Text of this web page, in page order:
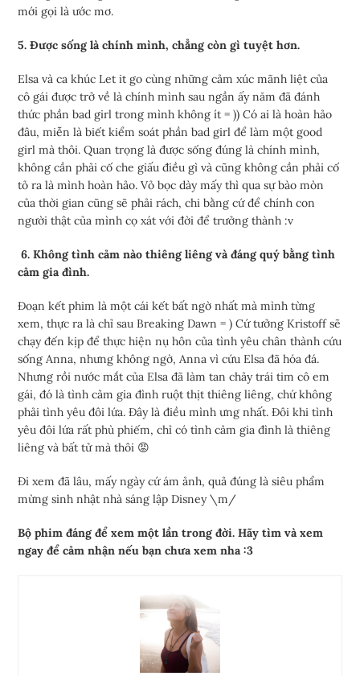
mới gọi là ước mơ.
5. Được sống là chính mình, chẳng còn gì tuyệt hơn.
Elsa và ca khúc Let it go cùng những cảm xúc mãnh liệt của
cô gái được trở về là chính mình sau ngần ấy năm đã đánh
thức phần bad girl trong mình không ít = )) Có ai là hoàn hảo
đâu, miễn là biết kiểm soát phần bad girl để làm một good
girl mà thôi. Quan trọng là được sống đúng là chính mình,
không cần phải cố che giấu điều gì và cũng không cần phải cố
tỏ ra là mình hoàn hảo. Vỏ bọc dày mấy thì qua sự bào mòn
của thời gian cũng sẽ phải rách, chi bằng cứ để chính con
người thật của mình cọ xát với đời để trưởng thành :v
6. Không tình cảm nào thiêng liêng và đáng quý bằng tình
cảm gia đình.
Đoạn kết phim là một cái kết bất ngờ nhất mà mình từng
xem, thực ra là chỉ sau Breaking Dawn = ) Cứ tưởng Kristoff sẽ
chạy đến kịp để thực hiện nụ hôn của tình yêu chân thành cứu
sống Anna, nhưng không ngờ, Anna vì cứu Elsa đã hóa đá.
Nhưng rồi nước mắt của Elsa đã làm tan chảy trái tim cô em
gái, đó là tình cảm gia đình ruột thịt thiêng liêng, chứ không
phải tình yêu đôi lứa. Đây là điều mình ưng nhất. Đôi khi tình
yêu đôi lứa rất phù phiếm, chỉ có tình cảm gia đình là thiêng
liêng và bất tử mà thôi 😡
Đi xem đã lâu, mấy ngày cứ ám ảnh, quả đúng là siêu phẩm
mừng sinh nhật nhà sáng lập Disney \m/
Bộ phim đáng để xem một lần trong đời. Hãy tìm và xem
ngay để cảm nhận nếu bạn chưa xem nha :3